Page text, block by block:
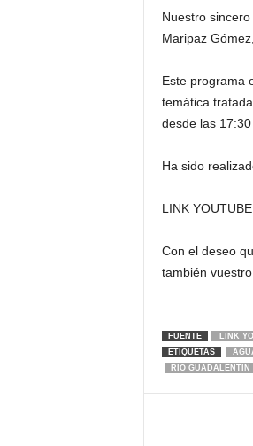
Nuestro
Maripaz
Este programa
temática
desde las
Ha sido
LINK
Con el deseo
también vuestro
FUENTE
LINK
ETIQUETAS
RIO GUADALENTIN